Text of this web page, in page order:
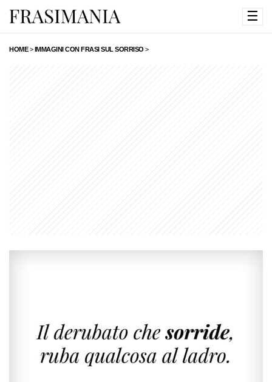
☰
HOME>IMMAGINI CON FRASI SUL SORRISO >